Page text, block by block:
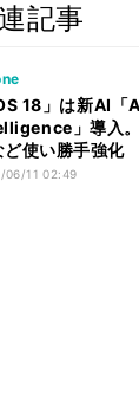
記事
18」は新AI「
」導入。
ど使い勝手強化
06/11 02:49